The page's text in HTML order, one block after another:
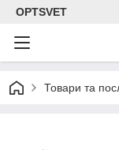
OPTSVET
Товари та